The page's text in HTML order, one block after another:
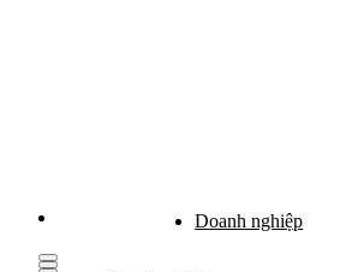
Doanh nghiệp